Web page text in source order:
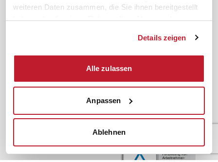
weiteren Daten zusammen, die Sie ihnen bereitgestellt
haben oder die sie im Rahmen Ihrer Nutzung der
Details zeigen
Alle zulassen
Anpassen
AblehnenSicherheit durch geprüfte
Qualität!